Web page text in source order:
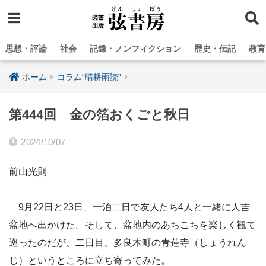
思想・評論 社会 記録・ノンフィクション 歴史・伝記 教
ホーム コラム“晴耕雨読”
第444回 金の箔おくごと秋日
2024/10/07
前山光則
9月22日と23日、一泊二日で友人たち4人と一緒に人吉
盆地へ出かけた。そして、盆地内のあちこちを楽しく観て
巡ったのだが、二日目、多良木町の青蓮寺（しょうれん
じ）というところに立ち寄ってみた。